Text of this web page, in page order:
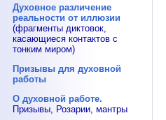
Духовное различение
реальности от иллюзии
(фрагменты диктовок,
касающиеся контактов с
тонким миром)
Призывы для духовной
работы
О духовной работе.
Призывы, Розарии, мантры